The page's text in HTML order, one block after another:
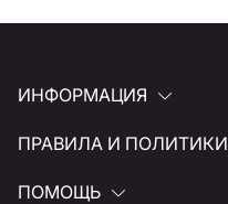
ИНФОРМАЦИЯ
ПРАВИЛА И ПОЛИТИКИ
ПОМОЩЬ